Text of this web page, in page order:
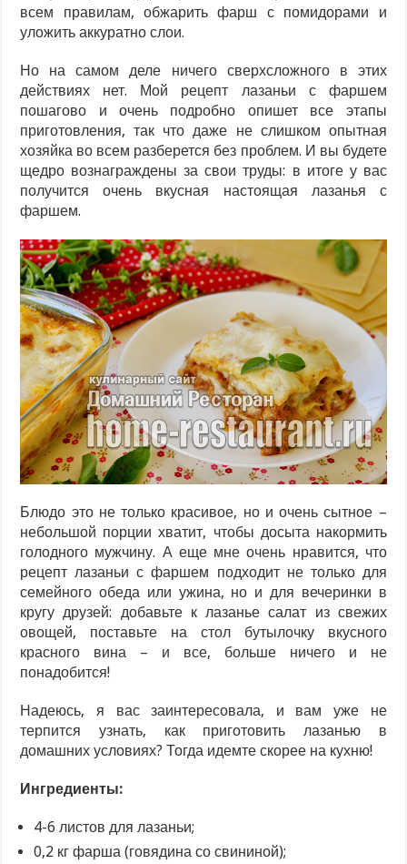
всем правилам, обжарить фарш с помидорами и
уложить аккуратно слои.
Но на самом деле ничего сверхсложного в этих
действиях нет. Мой рецепт лазаньи с фаршем
пошагово и очень подробно опишет все этапы
приготовления, так что даже не слишком опытная
хозяйка во всем разберется без проблем. И вы будете
щедро вознаграждены за свои труды: в итоге у вас
получится очень вкусная настоящая лазанья с
фаршем.
Блюдо это не только красивое, но и очень сытное –
небольшой порции хватит, чтобы досыта накормить
голодного мужчину. А еще мне очень нравится, что
рецепт лазаньи с фаршем подходит не только для
семейного обеда или ужина, но и для вечеринки в
кругу друзей: добавьте к лазанье салат из свежих
овощей, поставьте на стол бутылочку вкусного
красного вина – и все, больше ничего и не
понадобится!
Надеюсь, я вас заинтересовала, и вам уже не
терпится узнать, как приготовить лазанью в
домашних условиях? Тогда идемте скорее на кухню!
Ингредиенты:
4-6 листов для лазаньи;
0,2 кг фарша (говядина со свининой);